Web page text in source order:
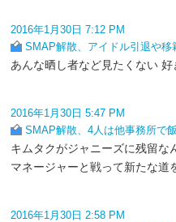
2016年1月30日 7:12 PM
SMAP解散、アイドル引退や
あんな晒し者など見たくない
2016年1月30日 5:47 PM
SMAP解散、4人は他事務所で
キムタクがジャニーズに残留な
マネージャーと戦って新たな道
2016年1月30日 2:58 PM